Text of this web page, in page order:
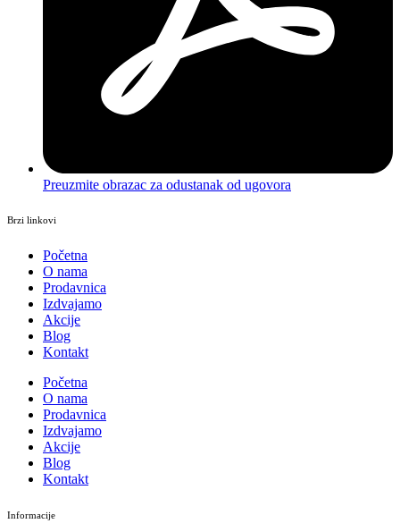
Preuzmite obrazac za odustanak od ugovora
Brzi linkovi
Početna
O nama
Prodavnica
Izdvajamo
Akcije
Blog
Kontakt
Početna
O nama
Prodavnica
Izdvajamo
Akcije
Blog
Kontakt
Informacije